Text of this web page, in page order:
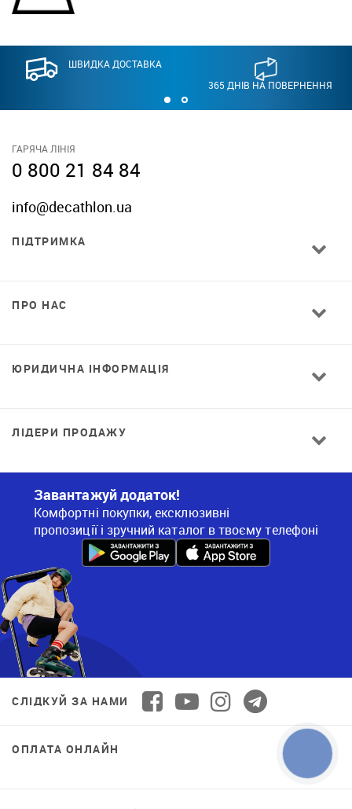
ШВИДКА ДОСТАВКА
365 ДНІВ НА ПОВЕРНЕННЯ
ГАРЯЧА ЛІНІЯ
0 800 21 84 84
info@decathlon.ua
ПІДТРИМКА
ПРО НАС
ЮРИДИЧНА ІНФОРМАЦІЯ
ЛІДЕРИ ПРОДАЖУ
Завантажуй додаток!
Комфортні покупки, ексклюзивні
пропозиції і зручний каталог в твоєму телефоні
СЛІДКУЙ ЗА НАМИ
ОПЛАТА ОНЛАЙН